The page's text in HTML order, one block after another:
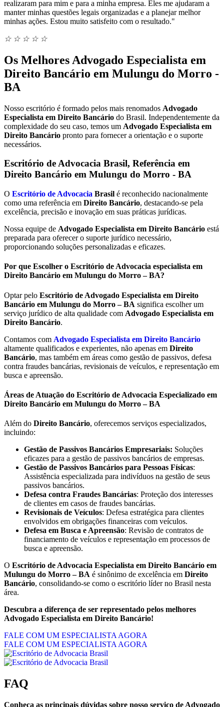
realizaram para mim e para a minha empresa. Eles me ajudaram a
manter minhas questões legais organizadas e a planejar melhor
minhas ações. Estou muito satisfeito com o resultado."
☆ ☆ ☆ ☆ ☆
Os Melhores Advogado Especialista em
Direito Bancário em Mulungu do Morro -
BA
Nosso escritório é formado pelos mais renomados Advogado
Especialista em Direito Bancário do Brasil. Independentemente da
complexidade do seu caso, temos um Advogado Especialista em
Direito Bancário pronto para fornecer a orientação e o suporte
necessários.
Escritório de Advocacia Brasil, Referência em
Direito Bancário em Mulungu do Morro - BA
O Escritório de Advocacia Brasil é reconhecido nacionalmente
como uma referência em Direito Bancário, destacando-se pela
excelência, precisão e inovação em suas práticas jurídicas.
Nossa equipe de Advogado Especialista em Direito Bancário está
preparada para oferecer o suporte jurídico necessário,
proporcionando soluções personalizadas e eficazes.
Por que Escolher o Escritório de Advocacia especialista em
Direito Bancário em Mulungu do Morro – BA?
Optar pelo Escritório de Advogado Especialista em Direito
Bancário em Mulungu do Morro – BA significa escolher um
serviço jurídico de alta qualidade com Advogado Especialista em
Direito Bancário.
Contamos com Advogado Especialista em Direito Bancário
altamente qualificados e experientes, não apenas em Direito
Bancário, mas também em áreas como gestão de passivos, defesa
contra fraudes bancárias, revisionais de veículos, e representação em
busca e apreensão.
Áreas de Atuação do Escritório de Advocacia Especializado em
Direito Bancário em Mulungu do Morro – BA
Além do Direito Bancário, oferecemos serviços especializados,
incluindo:
Gestão de Passivos Bancários Empresariais: Soluções
eficazes para a gestão de passivos bancários de empresas.
Gestão de Passivos Bancários para Pessoas Físicas:
Assistência especializada para indivíduos na gestão de seus
passivos bancários.
Defesa contra Fraudes Bancárias: Proteção dos interesses
de clientes em casos de fraudes bancárias.
Revisionais de Veículos: Defesa estratégica para clientes
envolvidos em obrigações financeiras com veículos.
Defesa em Busca e Apreensão: Revisão de contratos de
financiamento de veículos e representação em processos de
busca e apreensão.
O Escritório de Advocacia Especialista em Direito Bancário em
Mulungu do Morro – BA é sinônimo de excelência em Direito
Bancário, consolidando-se como o escritório líder no Brasil nesta
área.
Descubra a diferença de ser representado pelos melhores
Advogado Especialista em Direito Bancário!
FALE COM UM ESPECIALISTA AGORA
FALE COM UM ESPECIALISTA AGORA
FAQ
Conheça as principais dúvidas sobre nosso serviço de Advogado